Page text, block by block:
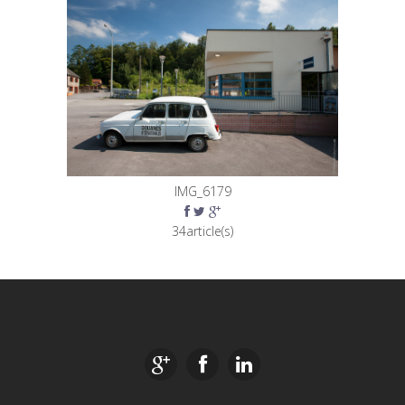
IMG_6179
34article(s)